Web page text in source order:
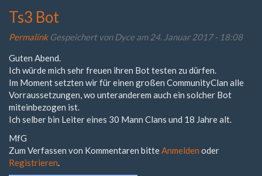
Ts3 Bot
Permalink Gespeichert vonDyceam 24. Januar 2017 - 18:08
Guten Abend.
Ich würde mich sehr freuen ihren Bot testen zu dürfen.
Im Moment setzten wir für einen großen CommunityClan alle
Vorraussetzungen, wo unteranderem auch ein solcher Bot
miteinbezogen ist.
Ich selber bin Leiter eines 30 Mann Clans und 18 Jahre alt.
MfG
Zum Verfassen von Kommentaren bitte Anmelden oder
Registrieren